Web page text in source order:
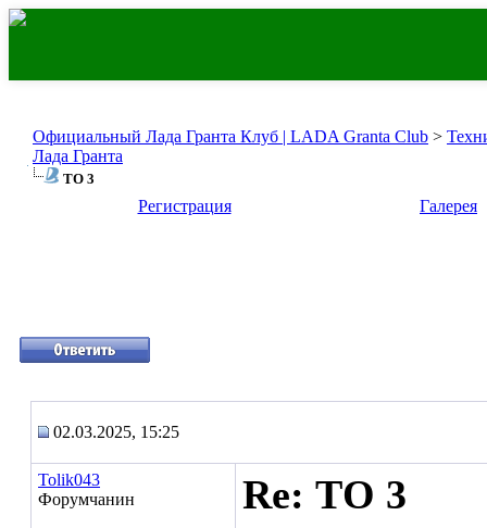
Официальный Лада Гранта Клуб | LADA Granta Club >
Лада Гранта
ТО 3
Регистрация Галерея
02.03.2025, 15:25
Tolik043
Форумчанин
Re: ТО 3